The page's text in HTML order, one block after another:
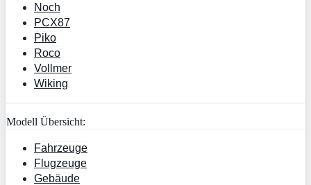
Noch
PCX87
Piko
Roco
Vollmer
Wiking
Modell Übersicht:
Fahrzeuge
Flugzeuge
Gebäude